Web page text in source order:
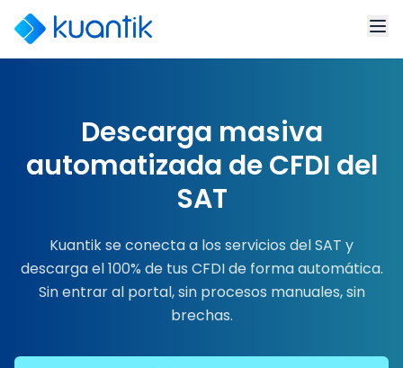
Descarga masiva
automatizada de CFDI del
SAT
Kuantik se conecta a los servicios del SAT y
descarga el 100% de tus CFDI de forma automática.
Sin entrar al portal, sin procesos manuales, sin
brechas.